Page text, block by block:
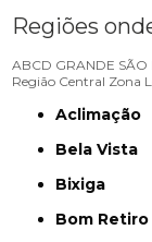
Regiões
ABCD GRANDE SÃO
Região Central Zona
Aclimação
Bela Vista
Bixiga
Bom Retiro